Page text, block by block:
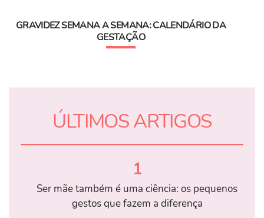
GRAVIDEZ SEMANA A SEMANA: CALENDÁRIO DA
GESTAÇÃO
ÚLTIMOS ARTIGOS
1
Ser mãe também é uma ciência: os pequenos
gestos que fazem a diferença